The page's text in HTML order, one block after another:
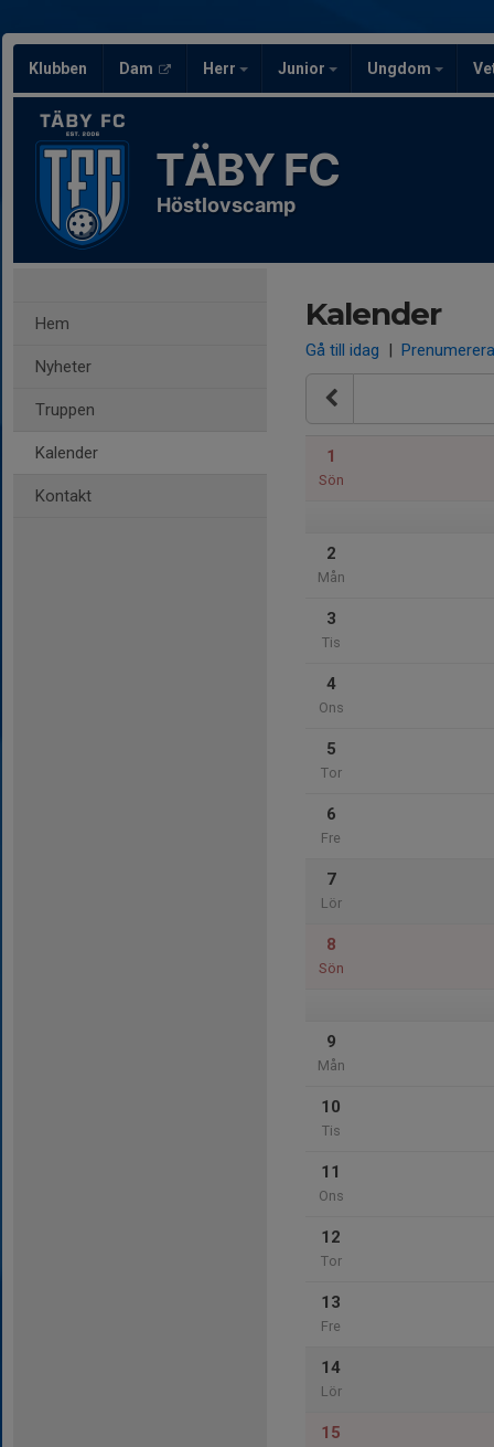
Klubben Dam Herr Junior Ungdom
TÄBY FC
Höstlovscamp
Hem
Nyheter
Truppen
Kalender
Kontakt
Kalender
Gå till idag | Prenumerera
1
Sön
2
Mån
3
Tis
4
Ons
5
Tor
6
Fre
7
Lör
8
Sön
9
Mån
10
Tis
11
Ons
12
Tor
13
Fre
14
Lör
15